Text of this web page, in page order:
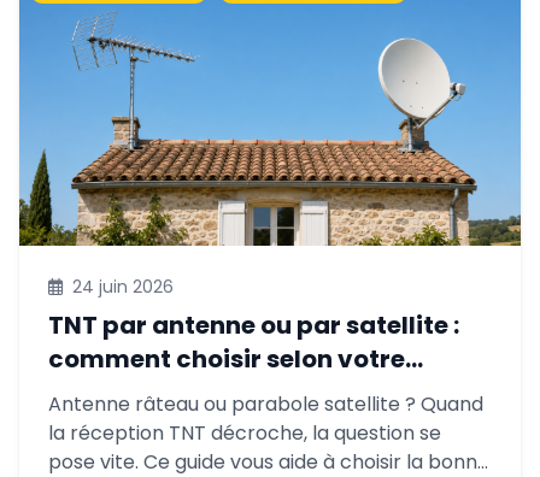
24 juin 2026
TNT par antenne ou par satellite :
comment choisir selon votre
maison
Antenne râteau ou parabole satellite ? Quand
la réception TNT décroche, la question se
pose vite. Ce guide vous aide à choisir la bonne